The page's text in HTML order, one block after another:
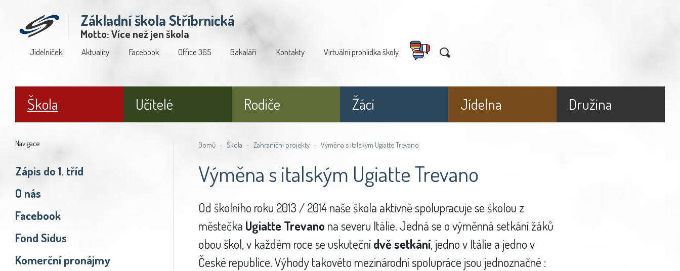
Základní škola Stříbrnická
Motto: Více než jen škola
Jídelníček Aktuality Facebook Office 365 Bakaláři Kontakty Virtuální prohlídka školy
Škola Učitelé Rodiče Žáci Jídelna Družina
Navigace
Zápis do 1. tříd
O nás
Facebook
Fond Sidus
Komerční pronájmy
Domů Škola Zahraniční projekty Výměna s italským Ugiatte Trevano
Výměna s italským Ugiatte Trevano
Od školního roku 2013 / 2014 naše škola aktivně spolupracuje se školou z
městečka Ugiatte Trevano na severu Itálie. Jedná se o výměnná setkání žáků
obou škol, v každém roce se uskutečnídvě setkání, jedno v Itálie a jedno v
České republice. Výhody takovéto mezinárodní spolupráce jsou jednoznačné :